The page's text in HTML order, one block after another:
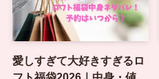
愛しすぎて大好きすぎるロ